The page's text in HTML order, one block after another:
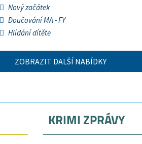
Nový začátek
Doučování MA - FY
Hlídání dítěte
ZOBRAZIT DALŠÍ NABÍDKY
KRIMI ZPRÁVY